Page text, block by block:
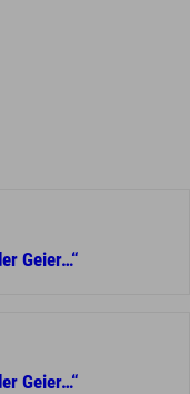
Geier…“
Geier…“